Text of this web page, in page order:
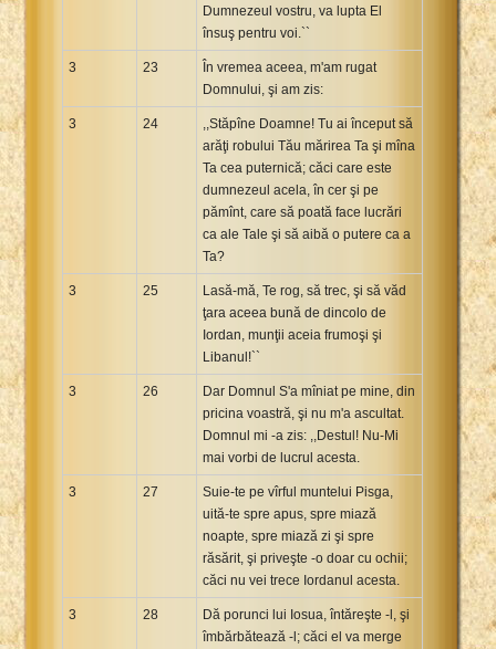
Dumnezeul vostru, va lupta El
însuş pentru voi.``
3 23
În vremea aceea, m'am rugat
Domnului, şi am zis:
3 24
,,Stăpîne Doamne! Tu ai început să
arăţi robului Tău mărirea Ta şi mîna
Ta cea puternică; căci care este
dumnezeul acela, în cer şi pe
pămînt, care să poată face lucrări
ca ale Tale şi să aibă o putere ca a
Ta?
3 25
Lasă-mă, Te rog, să trec, şi să văd
ţara aceea bună de dincolo de
Iordan, munţii aceia frumoşi şi
Libanul!``
3 26
Dar Domnul S'a mîniat pe mine, din
pricina voastră, şi nu m'a ascultat.
Domnul mi -a zis: ,,Destul! Nu-Mi
mai vorbi de lucrul acesta.
3 27
Suie-te pe vîrful muntelui Pisga,
uită-te spre apus, spre miază
noapte, spre miază zi şi spre
răsărit, şi priveşte -o doar cu ochii;
căci nu vei trece Iordanul acesta.
3 28
Dă porunci lui Iosua, întăreşte -l, şi
îmbărbătează -l; căci el va merge